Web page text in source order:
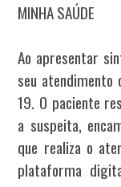
MINHA SAÚDE
Ao apresentar
seu atendimento
19. O paciente
a suspeita,
que realiza o
plataforma